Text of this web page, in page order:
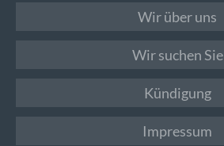
Wir über uns
Wir suchen Sie
Kündigung
Impressum